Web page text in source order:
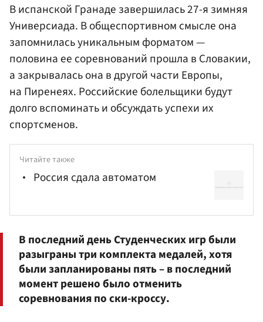
В испанской Гранаде завершилась 27-я зимняя
Универсиада. В общеспортивном смысле она
запомнилась уникальным форматом —
половина ее соревнований прошла в Словакии,
а закрывалась она в другой части Европы,
на Пиренеях. Российские болельщики будут
долго вспоминать и обсуждать успехи их
спортсменов.
Читайте также
Россия сдала автоматом
В последний день Студенческих игр были
разыграны три комплекта медалей, хотя
были запланированы пять – в последний
момент решено было отменить
соревнования по ски-кроссу.